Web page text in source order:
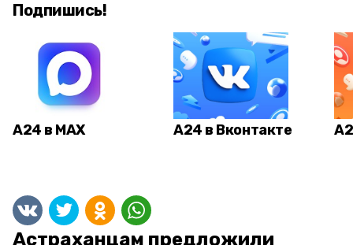
Подпишись!
А24 в MAX А24 в Вконтакте
Астраханцам предложили